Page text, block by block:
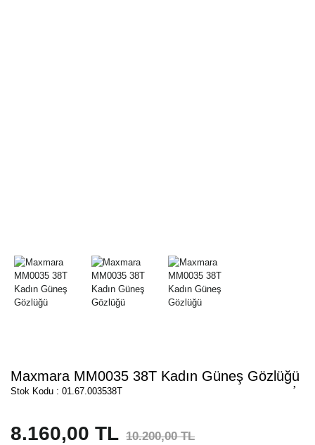
Maxmara MM0035 38T Kadın Güneş Gözlüğü
Stok Kodu : 01.67.003538T
8.160,00 TL 10.200,00 TL